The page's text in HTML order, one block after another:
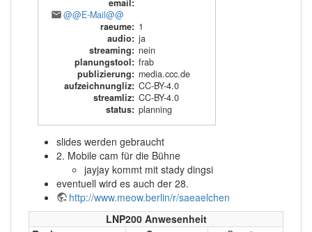
email:
@@E-Mail@@
raeume: 1
audio: ja
streaming: nein
planungstool: frab
publizierung: media.ccc.de
aufzeichnungliz: CC-BY-4.0
streamliz: CC-BY-4.0
status: planning
slides werden gebraucht
2. Mobile cam für die Bühne
jayjay kommt mit stady dingsi
eventuell wird es auch der 28.
http://www.meow.berlin/r/saeaelchen
LNP200 Anwesenheit